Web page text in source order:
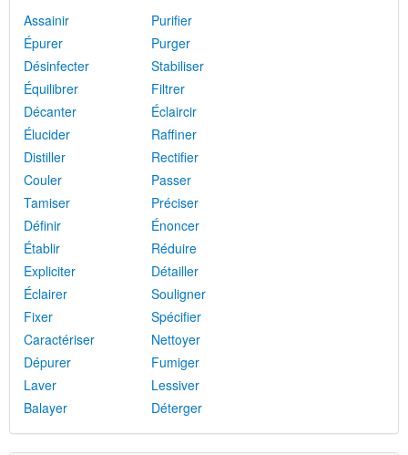
Assainir
Purifier
Épurer
Purger
Désinfecter
Stabiliser
Équilibrer
Filtrer
Décanter
Éclaircir
Élucider
Raffiner
Distiller
Rectifier
Couler
Passer
Tamiser
Préciser
Définir
Énoncer
Établir
Réduire
Expliciter
Détailler
Éclairer
Souligner
Fixer
Spécifier
Caractériser
Nettoyer
Dépurer
Fumiger
Laver
Lessiver
Balayer
Déterger